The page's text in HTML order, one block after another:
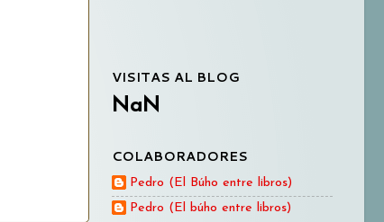
VISITAS AL BLOG
NaN
COLABORADORES
Pedro (El Búho entre libros)
Pedro (El búho entre libros)